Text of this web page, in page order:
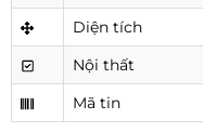
Diện tích
Nội thất
Mã tin